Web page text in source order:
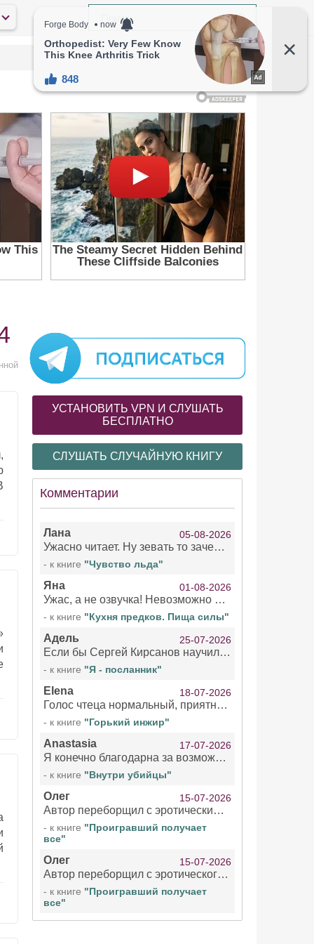
УСТАНОВИТЬ VPN И СЛУШАТЬ
БЕСПЛАТНО
СЛУШАТЬ СЛУЧАЙНУЮ КНИГУ
Комментарии
Лана 05-08-2026
Ужасно читает. Ну зевать то зачем. Уже не говорю, что ударения ставит, как хочет.
- к книге "Чувство льда"
Яна 01-08-2026
Ужас, а не озвучка! Невозможно вникать в смысл текста из за кривляний чтеца
- к книге "Кухня предков. Пища силы"
Адель 25-07-2026
Если бы Сергей Кирсанов научился не сглатывать каждые 1-2 минуты слюну, так что слышно в микрофоне и, что вызывает отвращение, то мелжно было бы слушать.
- к книге "Я - посланник"
Elena 18-07-2026
Голос чтеца нормальный, приятный тембр. Мне очень понравилось озвучивание рассказа. Очень странный отзыв Надежды. Может у неё что-то с нервами?
- к книге "Горький инжир"
Anastasia 17-07-2026
Я конечно благодарна за возможность бесплатно слушать книги даже новинки , но чтение этой книги просто ужасно
- к книге "Внутри убийцы"
Олег 15-07-2026
Автор переборщил с эротическими сценами. Похоже, с этим у него проблемы.
- к книге "Проигравший получает
все"
Олег 15-07-2026
Автор переборщил с эротического сценами. Похоже, с этим у него проблемы.
- к книге "Проигравший получает
все"